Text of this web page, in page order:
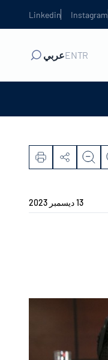
Instagram
Linkedin
TR
ENعربي
13 ديسمبر 2023